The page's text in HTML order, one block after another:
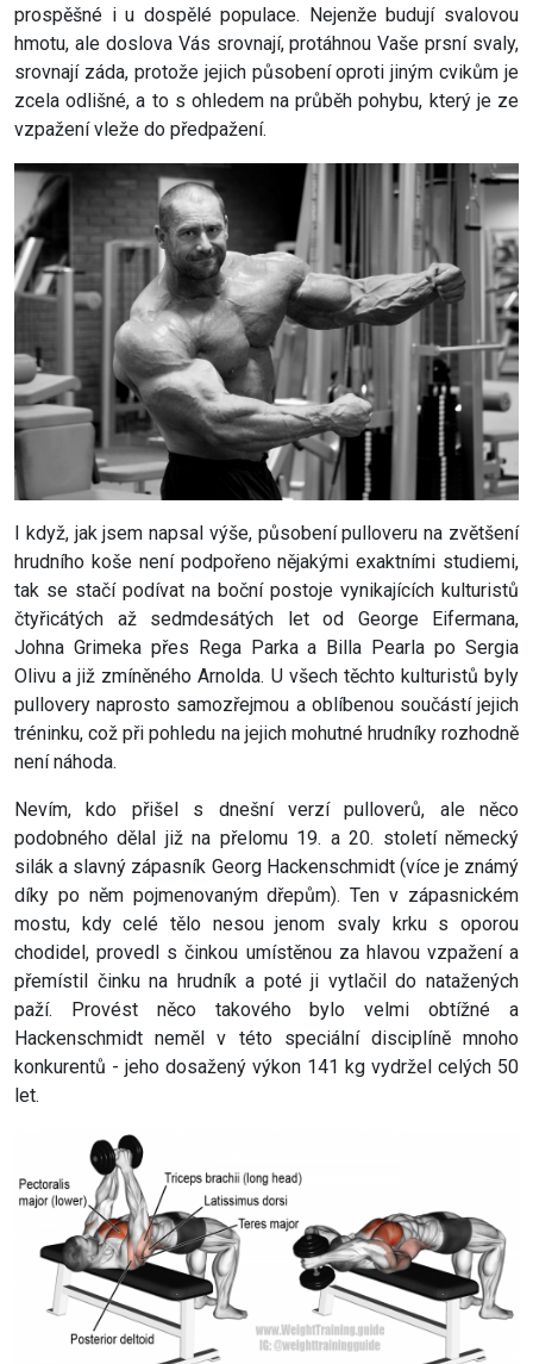
prospěšné i u dospělé populace. Nejenže budují svalovou
hmotu, ale doslova Vás srovnají, protáhnou Vaše prsní svaly,
srovnají záda, protože jejich působení oproti jiným cvikům je
zcela odlišné, a to s ohledem na průběh pohybu, který je ze
vzpažení vleže do předpažení.
I když, jak jsem napsal výše, působení pulloveru na zvětšení
hrudního koše není podpořeno nějakými exaktními studiemi,
tak se stačí podívat na boční postoje vynikajících kulturistů
čtyřicátých až sedmdesátých let od George Eifermana,
Johna Grimeka přes Rega Parka a Billa Pearla po Sergia
Olivu a již zmíněného Arnolda. U všech těchto kulturistů byly
pullovery naprosto samozřejmou a oblíbenou součástí jejich
tréninku, což při pohledu na jejich mohutné hrudníky rozhodně
není náhoda.
Nevím, kdo přišel s dnešní verzí pulloverů, ale něco
podobného dělal již na přelomu 19. a 20. století německý
silák a slavný zápasník Georg Hackenschmidt (více je známý
díky po něm pojmenovaným dřepům). Ten v zápasnickém
mostu, kdy celé tělo nesou jenom svaly krku s oporou
chodidel, provedl s činkou umístěnou za hlavou vzpažení a
přemístil činku na hrudník a poté ji vytlačil do natažených
paží. Provést něco takového bylo velmi obtížné a
Hackenschmidt neměl v této speciální disciplíně mnoho
konkurentů - jeho dosažený výkon 141 kg vydržel celých 50
let.